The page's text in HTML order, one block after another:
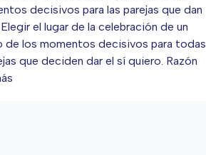
decisivos para las parejas que dan
el lugar de la celebración de un
de los momentos decisivos para todas
que deciden dar el sí quiero. Razón